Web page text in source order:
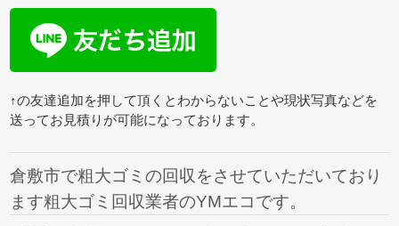
↑の友達追加を押して頂くとわからないことや現状写真などを
送ってお見積りが可能になっております。
倉敷市で粗大ゴミの回収をさせていただいており
ます粗大ゴミ回収業者のYMエコです。